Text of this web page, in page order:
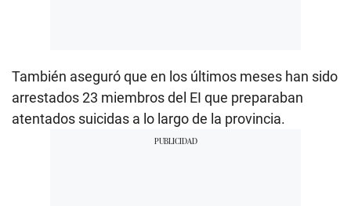
También aseguró que en los últimos meses han sido
arrestados 23 miembros del EI que preparaban
atentados suicidas a lo largo de la provincia.